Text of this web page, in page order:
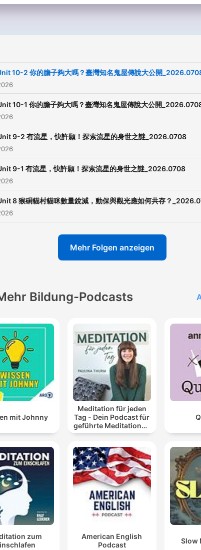
10-2 你的膽子夠大嗎？臺灣知名鬼屋傳說大公開
10-1 你的膽子夠大嗎？臺灣知名鬼屋傳說大公開
9-2 有流星，快許願！探索流星的身世之謎_2026.0708
9-1 有流星，快許願！探索流星的身世之謎_2026.0708
8 猴硐貓村貓咪數量銳減，動保與觀光應如何共存？
Mehr Folgen anzeigen
Bildung-Podcasts
mit Johnny
Meditation für jeden
Tag - Dein Podcast für
geführte Meditationen
und Entspannung
zum
American English
Podcast
Slow